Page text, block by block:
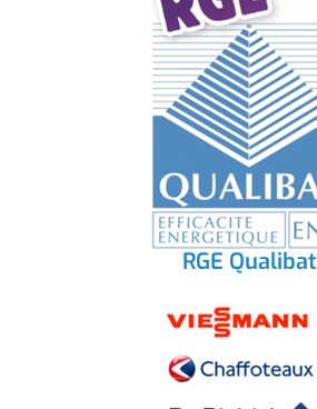
RGE Qualibat